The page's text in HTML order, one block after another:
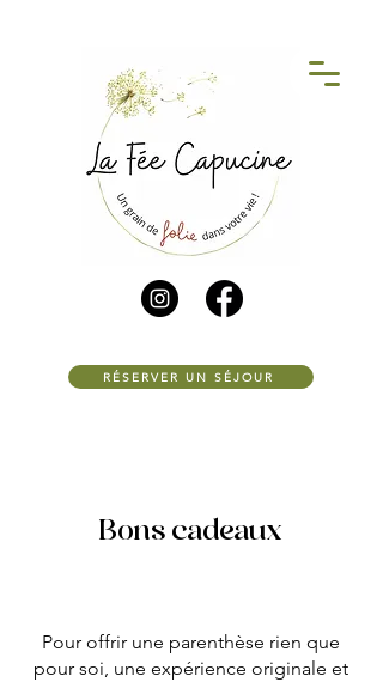
RÉSERVER UN SÉJOUR
Bons cadeaux
Pour offrir une parenthèse rien que
pour soi, une expérience originale et